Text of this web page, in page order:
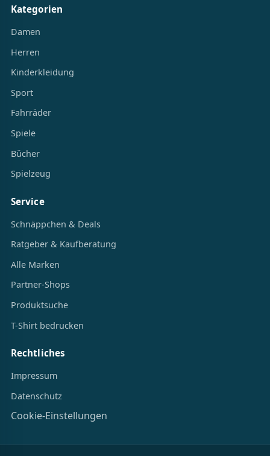
Kategorien
Damen
Herren
Kinderkleidung
Sport
Fahrräder
Spiele
Bücher
Spielzeug
Service
Schnäppchen & Deals
Ratgeber & Kaufberatung
Alle Marken
Partner-Shops
Produktsuche
T-Shirt bedrucken
Rechtliches
Impressum
Datenschutz
Cookie-Einstellungen